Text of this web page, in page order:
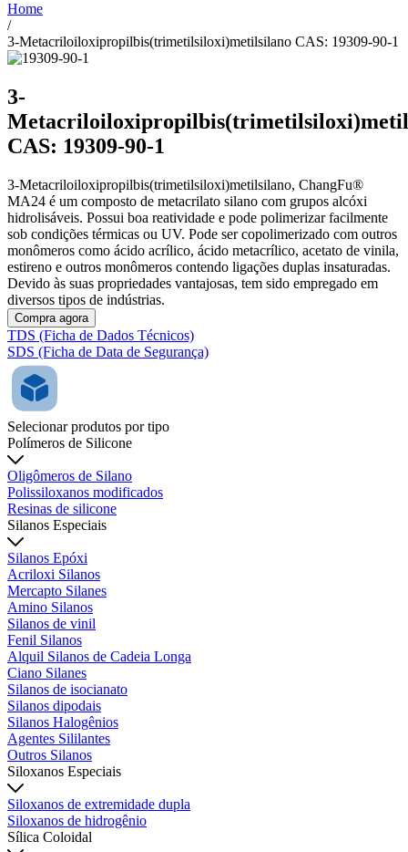
Home
/
3-Metacriloiloxipropilbis(trimetilsiloxi)metilsilano CAS: 19309-90-1
3-
CAS: 19309-90-1
3-Metacriloiloxipropilbis(trimetilsiloxi)metilsilano, ChangFu®
MA24 é um composto de metacrilato silano com grupos alcóxi
hidrolisáveis. Possui boa reatividade e pode polimerizar facilmente
sob condições térmicas ou UV. Pode ser copolimerizado com outros
monômeros como ácido acrílico, ácido metacrílico, acetato de vinila,
estireno e outros monômeros contendo ligações duplas insaturadas.
Devido às suas propriedades vantajosas, tem sido empregado em
diversos tipos de indústrias.
Compra agora
TDS (Ficha de Dados Técnicos)
SDS (Ficha de Data de Segurança)
Selecionar produtos por tipo
Polímeros de Silicone
Oligômeros de Silano
Polissiloxanos modificados
Resinas de silicone
Silanos Especiais
Silanos Epóxi
Acriloxi Silanos
Mercapto Silanes
Amino Silanos
Silanos de vinil
Fenil Silanos
Alquil Silanos de Cadeia Longa
Ciano Silanes
Silanos de isocianato
Silanos dipodais
Silanos Halogênios
Agentes Sililantes
Outros Silanos
Siloxanos Especiais
Siloxanos de extremidade dupla
Siloxanos de hidrogênio
Sílica Coloidal